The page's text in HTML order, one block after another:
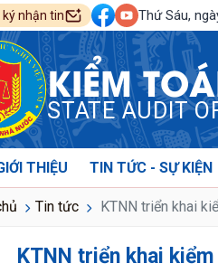
nhận tin Thứ Sáu,
KIỂM
STATE AUDIT
THIỆU TIN TỨC - SỰ KIỆN
Tin tức KTNN triển khai
KTNN triển khai